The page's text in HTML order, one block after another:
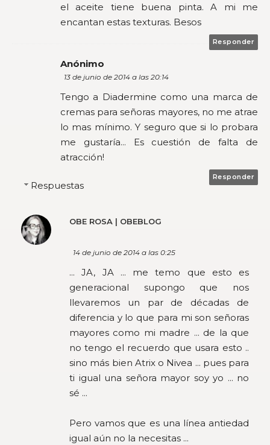
el aceite tiene buena pinta. A mi me
encantan estas texturas. Besos
Responder
Anónimo
13 de junio de 2014 a las 20:14
Tengo a Diadermine como una marca de
cremas para señoras mayores, no me atrae
lo mas mínimo. Y seguro que si lo probara
me gustaría... Es cuestión de falta de
atracción!
Responder
Respuestas
OBE ROSA | OBEBLOG
14 de junio de 2014 a las 0:25
... JA, JA ... me temo que esto es
generacional supongo que nos
llevaremos un par de décadas de
diferencia y lo que para mi son señoras
mayores como mi madre ... de la que
no tengo el recuerdo que usara esto ..
sino más bien Atrix o Nivea ... pues para
ti igual una señora mayor soy yo ... no
sé ...
Pero vamos que es una línea antiedad
igual aún no la necesitas ...